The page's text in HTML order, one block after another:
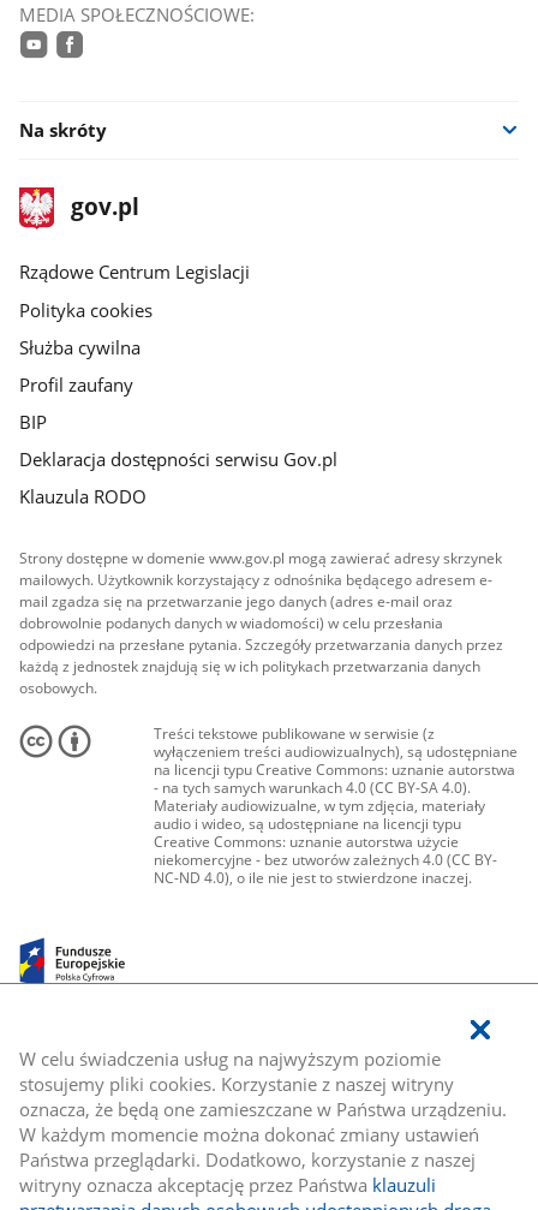
W celu świadczenia usług na najwyższym poziomie
stosujemy pliki cookies. Korzystanie z naszej witryny
oznacza, że będą one zamieszczane w Państwa urządzeniu.
W każdym momencie można dokonać zmiany ustawień
Państwa przeglądarki. Dodatkowo, korzystanie z naszej
witryny oznacza akceptację przez Państwa klauzuli
MEDIA SPOŁECZNOŚCIOWE:
Na skróty
stopka
gov.plStrona
gov.pl
Rządowe Centrum Legislacji
Polityka cookies
Służba cywilna
Profil zaufany
BIP
Deklaracja dostępności serwisu Gov.pl
Klauzula RODO
Strony dostępne w domenie www.gov.pl mogą zawierać adresy skrzynek
mailowych. Użytkownik korzystający z odnośnika będącego adresem e-
mail zgadza się na przetwarzanie jego danych (adres e-mail oraz
dobrowolnie podanych danych w wiadomości) w celu przesłania
odpowiedzi na przesłane pytania. Szczegóły przetwarzania danych przez
każdą z jednostek znajdują się w ich politykach przetwarzania danych
osobowych.
Treści tekstowe publikowane w serwisie (z
wyłączeniem treści audiowizualnych), są udostępniane
na licencji typu Creative Commons: uznanie autorstwa
- na tych samych warunkach 4.0 (CC BY-SA 4.0).
Materiały audiowizualne, w tym zdjęcia, materiały
audio i wideo, są udostępniane na licencji typu
Creative Commons: uznanie autorstwa użycie
niekomercyjne - bez utworów zależnych 4.0 (CC BY-
NC-ND 4.0), o ile nie jest to stwierdzone inaczej.